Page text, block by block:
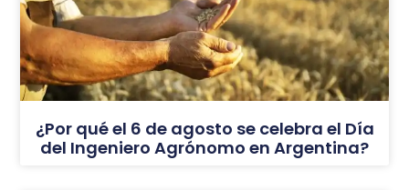
¿Por qué el 6 de agosto se celebra el Día
del Ingeniero Agrónomo en Argentina?